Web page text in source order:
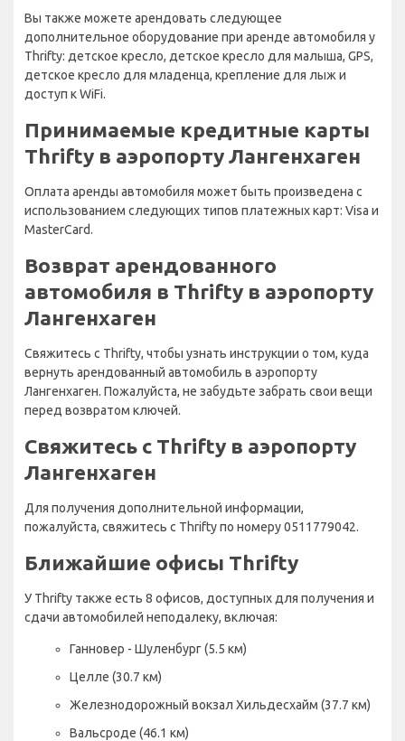
Вы также можете арендовать следующее
дополнительное оборудование при аренде автомобиля у
Thrifty: детское кресло, детское кресло для малыша, GPS,
детское кресло для младенца, крепление для лыж и
доступ к WiFi.
Принимаемые кредитные карты
Thrifty в аэропорту Лангенхаген
Оплата аренды автомобиля может быть произведена с
использованием следующих типов платежных карт: Visa и
MasterCard.
Возврат арендованного
автомобиля в Thrifty в аэропорту
Лангенхаген
Свяжитесь с Thrifty, чтобы узнать инструкции о том, куда
вернуть арендованный автомобиль в аэропорту
Лангенхаген. Пожалуйста, не забудьте забрать свои вещи
перед возвратом ключей.
Свяжитесь с Thrifty в аэропорту
Лангенхаген
Для получения дополнительной информации,
пожалуйста, свяжитесь с Thrifty по номеру 0511779042.
Ближайшие офисы Thrifty
У Thrifty также есть 8 офисов, доступных для получения и
сдачи автомобилей неподалеку, включая:
Ганновер - Шуленбург (5.5 км)
Целле (30.7 км)
Железнодорожный вокзал Хильдесхайм (37.7 км)
Вальсроде (46.1 км)